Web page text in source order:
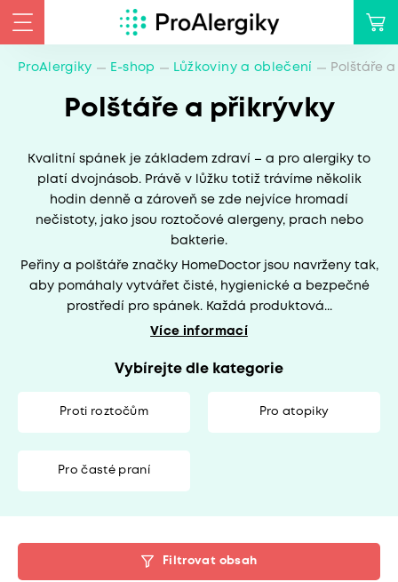
ProAlergiky E-shop Lůžkoviny a oblečení Polštáře
Polštáře a přikrývky
Kvalitní spánek je základem zdraví – a pro alergiky to
platí dvojnásob. Právě v lůžku totiž trávíme několik
hodin denně a zároveň se zde nejvíce hromadí
nečistoty, jako jsou roztočové alergeny, prach nebo
bakterie.
Peřiny a polštáře značky HomeDoctor jsou navrženy tak,
aby pomáhaly vytvářet čisté, hygienické a bezpečné
prostředí pro spánek. Každá produktová...
Více informací
Vybírejte dle kategorie
Proti roztočům Pro atopiky
Pro časté praní
Filtrovat obsah